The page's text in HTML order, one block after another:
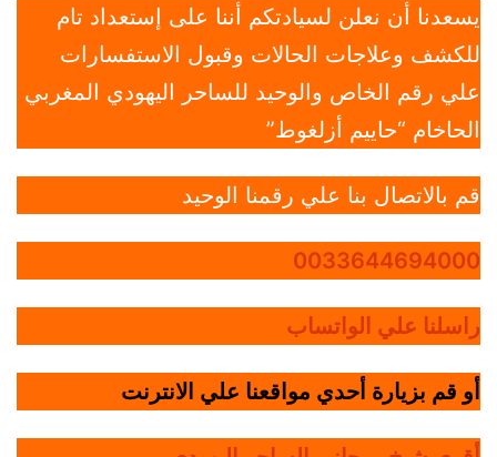
يسعدنا أن نعلن لسيادتكم أننا على إستعداد تام
للكشف وعلاجات الحالات وقبول الاستفسارات
علي رقم الخاص والوحيد للساحر اليهودي المغربي
الحاخام “حاييم أزلغوط”
قم بالاتصال بنا علي رقمنا الوحيد
0033644694000
راسلنا علي الواتساب
أو قم بزيارة أحدي مواقعنا علي الانترنت